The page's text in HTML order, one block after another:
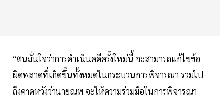
“ตนมั่นใจว่าการดำเนินคดีครั้งใหม่นี้ จะสามารถแก้ไขข้อ
ผิดพลาดที่เกิดขึ้นทั้งหมดในกระบวนการพิจารณา รวมไป
ถึงคาดหวังว่านายณพ จะให้ความร่วมมือในการพิจารณา